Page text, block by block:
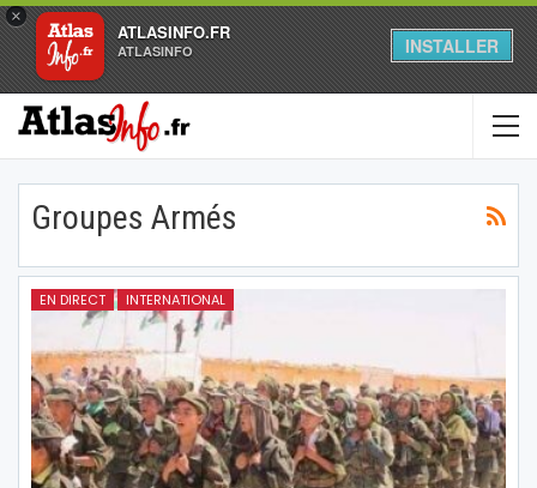
×
ATLASINFO.FR
ATLASINFO INSTALLER
Groupes Armés
EN DIRECT INTERNATIONAL